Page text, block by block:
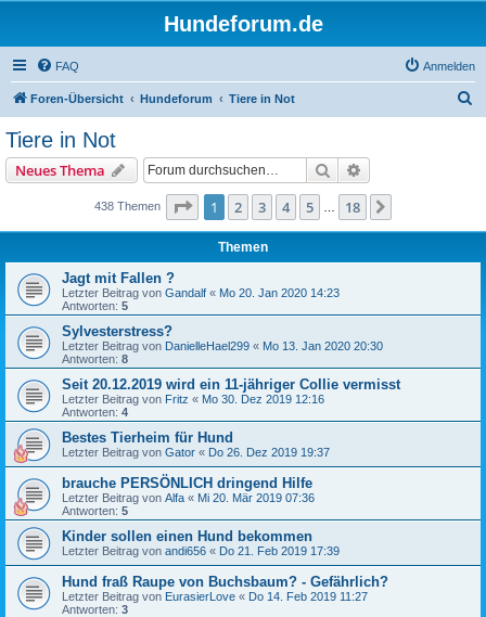
Hundeforum.de
FAQ Anmelden
Foren-Übersicht Hundeforum Tiere in Not
Tiere in Not
Neues Thema Suche
438 Themen Seite 1von 18
1 2 3 4 5 18
Themen
Jagt mit Fallen ?
Letzter Beitrag von Gandalf « Mo 20. Jan 2020 14:23
Antworten: 5
Sylvesterstress?
Letzter Beitrag von DanielleHael299 « Mo 13. Jan 2020 20:30
Antworten: 8
Seit 20.12.2019 wird ein 11-jähriger Collie vermisst
Letzter Beitrag von Fritz « Mo 30. Dez 2019 12:16
Antworten: 4
Bestes Tierheim für Hund
Letzter Beitrag von Gator « Do 26. Dez 2019 19:37
brauche PERSÖNLICH dringend Hilfe
Letzter Beitrag von Alfa « Mi 20. Mär 2019 07:36
Antworten: 5
Kinder sollen einen Hund bekommen
Letzter Beitrag von andi656 « Do 21. Feb 2019 17:39
Hund fraß Raupe von Buchsbaum? - Gefährlich?
Letzter Beitrag von EurasierLove « Do 14. Feb 2019 11:27
Antworten: 3